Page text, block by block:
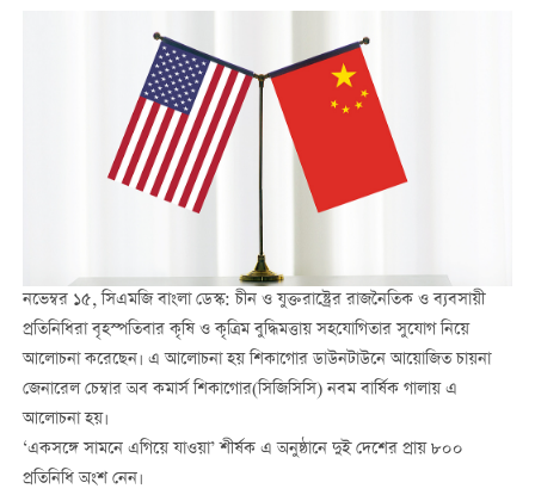
নভেম্বর ১৫, সিএমজি বাংলা ডেস্ক: চীন ও যুক্তরাষ্ট্রের রাজনৈতিক ও ব্যবসায়ী
প্রতিনিধিরা বৃহস্পতিবার কৃষি ও কৃত্রিম বুদ্ধিমত্তায় সহযোগিতার সুযোগ নিয়ে
আলোচনা করেছেন। এ আলোচনা হয় শিকাগোর ডাউনটাউনে আয়োজিত চায়না
জেনারেল চেম্বার অব কমার্স শিকাগোর(সিজিসিসি) নবম বার্ষিক গালায় এ
আলোচনা হয়।
‘একসঙ্গে সামনে এগিয়ে যাওয়া’ শীর্ষক এ অনুষ্ঠানে দুই দেশের প্রায় ৮০০
প্রতিনিধি অংশ নেন।